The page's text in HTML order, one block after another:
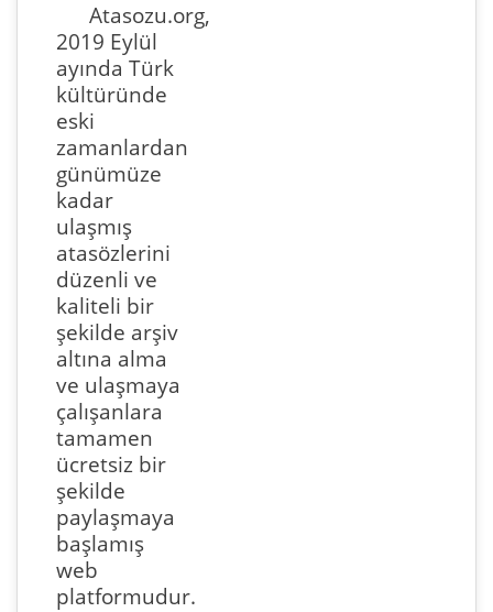
Atasozu.org,
2019 Eylül
ayında Türk
kültüründe
eski
zamanlardan
günümüze
kadar
ulaşmış
atasözlerini
düzenli ve
kaliteli bir
şekilde arşiv
altına alma
ve ulaşmaya
çalışanlara
tamamen
ücretsiz bir
şekilde
paylaşmaya
başlamış
web
platformudur.